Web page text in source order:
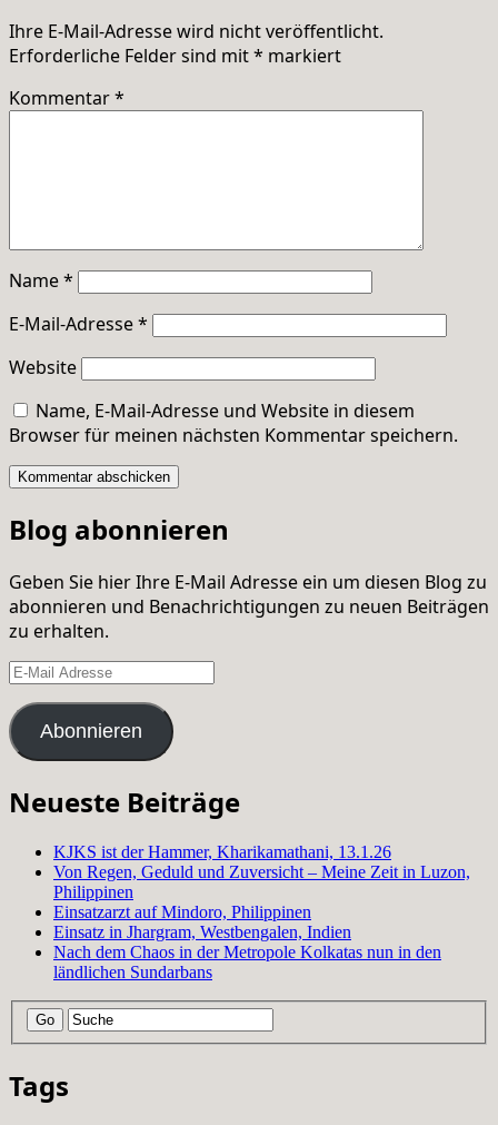
Ihre E-Mail-Adresse wird nicht veröffentlicht.
Erforderliche Felder sind mit* markiert
Kommentar*
Name*
E-Mail-Adresse*
Website
Name, E-Mail-Adresse und Website in diesem
Browser für meinen nächsten Kommentar speichern.
Blog abonnieren
Geben Sie hier Ihre E-Mail Adresse ein um diesen Blog zu
abonnieren und Benachrichtigungen zu neuen Beiträgen
zu erhalten.
E-
Mail
AdresseAbonnieren
Neueste Beiträge
KJKS ist der Hammer, Kharikamathani, 13.1.26
Von Regen, Geduld und Zuversicht – Meine Zeit in Luzon,
Philippinen
Einsatzarzt auf Mindoro, Philippinen
Einsatz in Jhargram, Westbengalen, Indien
Nach dem Chaos in der Metropole Kolkatas nun in den
ländlichen Sundarbans
Tags